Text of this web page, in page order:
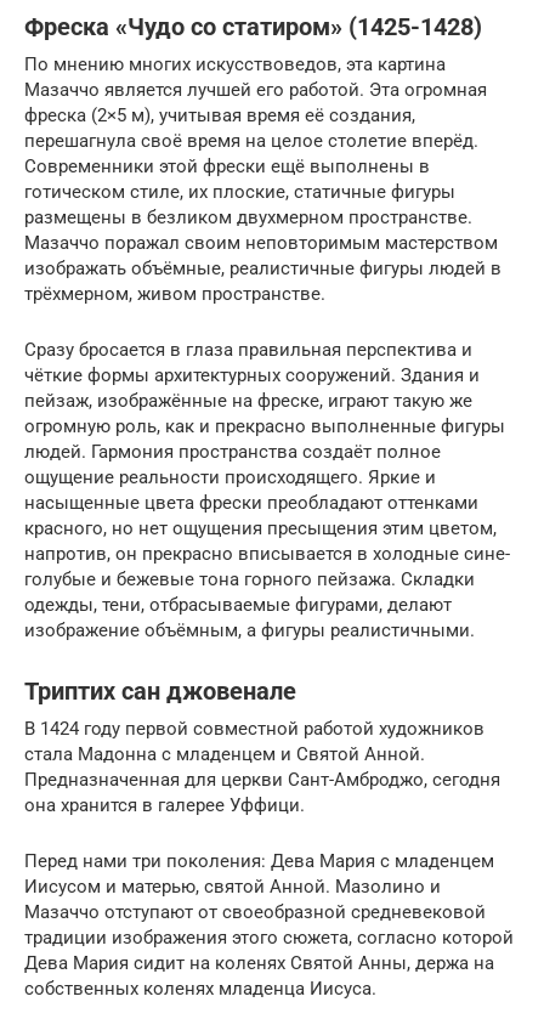
Фреска «Чудо со статиром» (1425-1428)
По мнению многих искусствоведов, эта картина
Мазаччо является лучшей его работой. Эта огромная
фреска (2×5 м), учитывая время её создания,
перешагнула своё время на целое столетие вперёд.
Современники этой фрески ещё выполнены в
готическом стиле, их плоские, статичные фигуры
размещены в безликом двухмерном пространстве.
Мазаччо поражал своим неповторимым мастерством
изображать объёмные, реалистичные фигуры людей в
трёхмерном, живом пространстве.
Сразу бросается в глаза правильная перспектива и
чёткие формы архитектурных сооружений. Здания и
пейзаж, изображённые на фреске, играют такую же
огромную роль, как и прекрасно выполненные фигуры
людей. Гармония пространства создаёт полное
ощущение реальности происходящего. Яркие и
насыщенные цвета фрески преобладают оттенками
красного, но нет ощущения пресыщения этим цветом,
напротив, он прекрасно вписывается в холодные сине-
голубые и бежевые тона горного пейзажа. Складки
одежды, тени, отбрасываемые фигурами, делают
изображение объёмным, а фигуры реалистичными.
Триптих сан джовенале
В 1424 году первой совместной работой художников
стала Мадонна с младенцем и Святой Анной.
Предназначенная для церкви Сант-Амброджо, сегодня
она хранится в галерее Уффици.
Перед нами три поколения: Дева Мария с младенцем
Иисусом и матерью, святой Анной. Мазолино и
Мазаччо отступают от своеобразной средневековой
традиции изображения этого сюжета, согласно которой
Дева Мария сидит на коленях Святой Анны, держа на
собственных коленях младенца Иисуса.